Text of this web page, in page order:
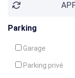
Jeux d'enfants
Parking
Garage
Parking privé